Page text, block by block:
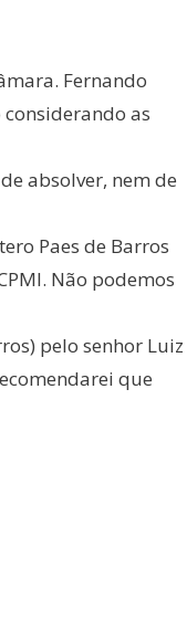
Fernando
considerando as
absolver, nem de
Paes de Barros
Não podemos
pelo senhor Luiz
que